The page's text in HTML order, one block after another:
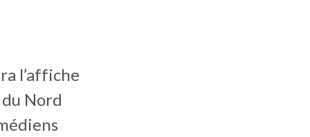
l’affiche
Nord